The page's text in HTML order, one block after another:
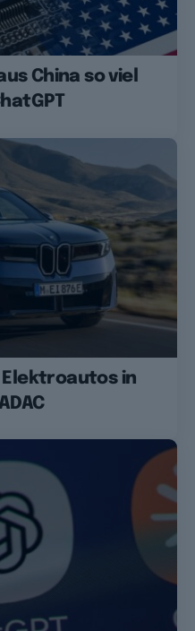
China so viel
Elektroautos in